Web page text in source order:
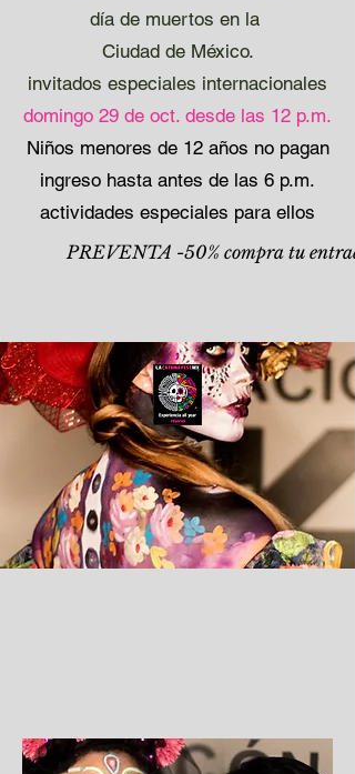
día de muertos en la
Ciudad de México.
invitados especiales internacionales
domingo 29 de oct. desde las 12 p.m.
Niños menores de 12 años no pagan
ingreso hasta antes de las 6 p.m.
actividades especiales para ellos
PREVENTA -50% compra tu